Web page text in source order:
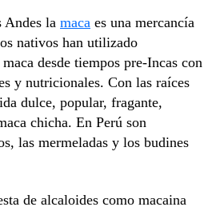
Andes la maca es una mercancía
nativos han utilizado
desde tiempos pre-Incas con
y nutricionales. Con las raíces
dulce, popular, fragante,
chicha. En Perú son
las mermeladas y los budines
de alcaloides como macaina